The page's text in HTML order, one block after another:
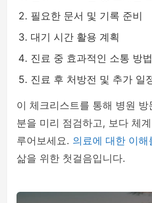
필요한 문서 및 기록 준비
대기 시간 활용 계획
진료 중 효과적인 소통 방
진료 후 처방전 및 추가 일
이 체크리스트를 통해 병원
분을 미리 점검하고, 보다 체
루어보세요. 의료에 대한 이해
삶을 위한 첫걸음입니다.